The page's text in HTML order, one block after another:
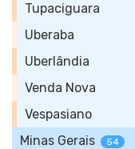
Tupaciguara
Uberaba
Uberlândia
Venda Nova
Vespasiano
Minas Gerais
54